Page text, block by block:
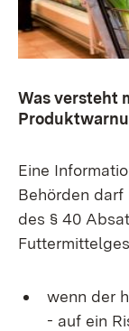
Was versteht
Eine
Behörden darf
des § 40
wenn der
- auf ein